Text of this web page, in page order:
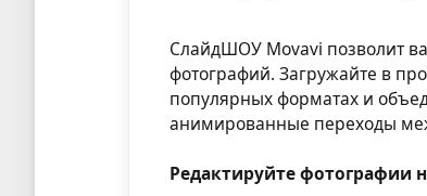
СлайдШОУ Movavi позволит
фотографий. Загружайте в
популярных форматах и
анимированные переходы
Редактируйте фотографии